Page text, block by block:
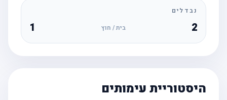
נבדלים
בית / חוץ
היסטוריית עימותים